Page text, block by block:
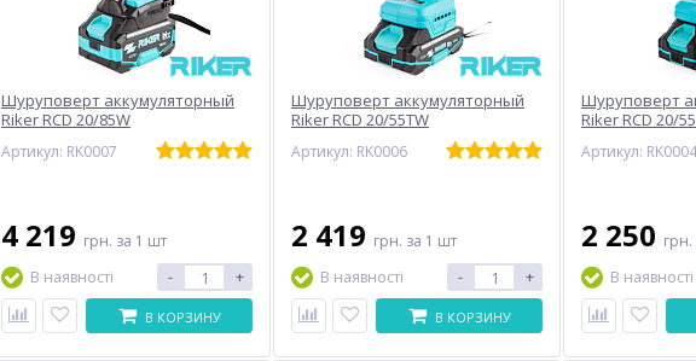
Шуруповерт аккумуляторный
Riker RCD 20/85W
Артикул: RK0007
4 219 грн. за 1 шт
В наявності
- +
В КОРЗИНУ
Шуруповерт аккумуляторный
Riker RCD 20/55TW
Артикул: RK0006
2 419 грн. за 1 шт
В наявності
- +
В КОРЗИНУ
Шуруповерт
Riker RCD 20/
Артикул: RK0004
2 250 грн.
В наявності